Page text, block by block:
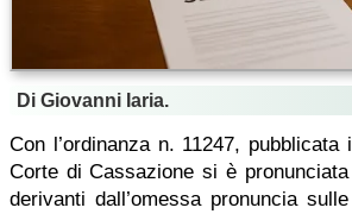
Di Giovanni Iaria.
Con l’ordinanza n. 11247,
Corte di Cassazione si è
derivanti dall’omessa pronuncia